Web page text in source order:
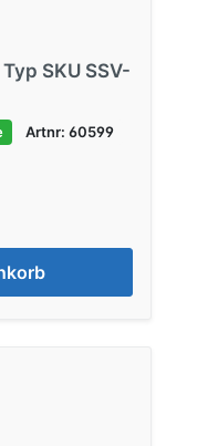
SKU SSV-
Artnr: 60599